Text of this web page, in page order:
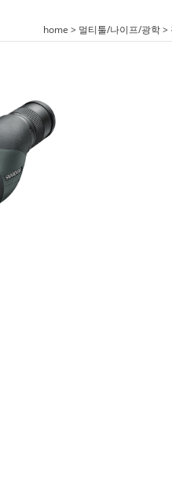
home > 멀티툴/나이프/광학>